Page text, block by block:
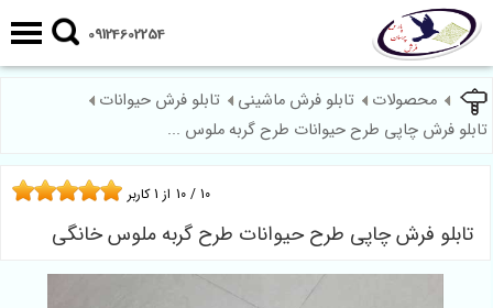
09124602254
محصولات تابلو فرش ماشینی
تابلو فرش حیوانات
تابلو فرش چاپی طرح حیوانات طرح گربه ملوس ...
تابلو فرش چاپی طرح حیوانات طرح گربه ملوس خانگی
10 / 10 از 1کاربر